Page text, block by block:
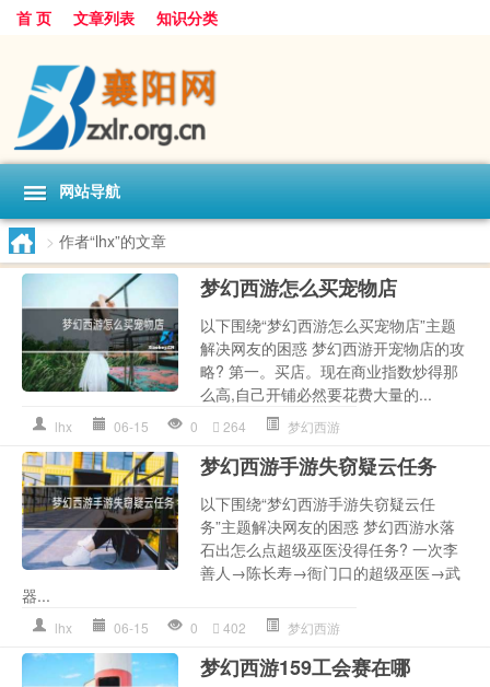
首 页 文章列表 知识分类
网站导航
> 作者“lhx”的文章
梦幻西游怎么买宠物店
以下围绕“梦幻西游怎么买宠物店”主题
解决网友的困惑 梦幻西游开宠物店的攻
略? 第一。买店。现在商业指数炒得那
么高,自己开铺必然要花费大量的...
lhx 06-15 0 264 梦幻西游
梦幻西游手游失窃疑云任务
以下围绕“梦幻西游手游失窃疑云任
务”主题解决网友的困惑 梦幻西游水落
石出怎么点超级巫医没得任务? 一次李
善人→陈长寿→衙门口的超级巫医→武
器...
lhx 06-15 0 402 梦幻西游
梦幻西游159工会赛在哪